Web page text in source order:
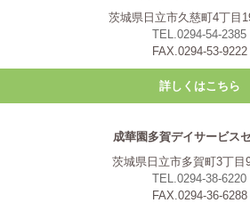
茨城県日立市久慈町4丁目
TEL.0294-54-2385
FAX.0294-53-9222
詳しくはこちら
成華園多賀デイサービス
茨城県日立市多賀町3丁目
TEL.0294-38-6220
FAX.0294-36-6288